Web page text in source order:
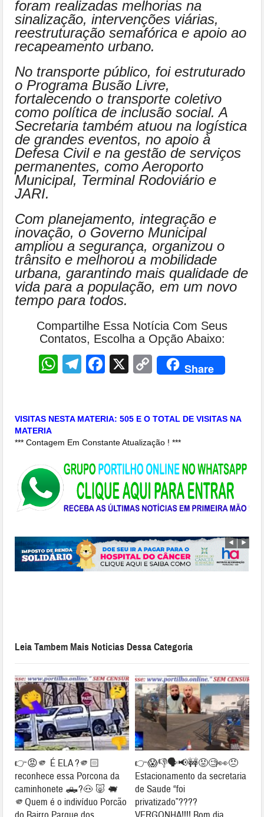
foram realizadas melhorias na
sinalização, intervenções viárias,
reestruturação semafórica e apoio ao
recapeamento urbano.
No transporte público, foi estruturado
o Programa Busão Livre,
fortalecendo o transporte coletivo
como política de inclusão social. A
Secretaria também atuou na logística
de grandes eventos, no apoio à
Defesa Civil e na gestão de serviços
permanentes, como Aeroporto
Municipal, Terminal Rodoviário e
JARI.
Com planejamento, integração e
inovação, o Governo Municipal
ampliou a segurança, organizou o
trânsito e melhorou a mobilidade
urbana, garantindo mais qualidade de
vida para a população, em um novo
tempo para todos.
Compartilhe Essa Notícia Com Seus
Contatos, Escolha a Opção Abaixo:
WhatsApp
Telegram
Facebook
X CopyShare
VISITAS NESTA MATERIA: 505 E O TOTAL DE VISITAS NA
MATERIA
*** Contagem Em Constante Atualização ! ***
Leia Tambem Mais Noticias Dessa Categoria
👉😡🫵 É ELA ?🫵🏻
reconhece essa Porcona da
caminhonete 🛻?🐽 🐷 🐖
🫵Quem é o indivíduo Porcão
👉😱👎🗣📢🚧😡🧐👀😠
Estacionamento da secretaria
de Saude “foi
privatizado”????